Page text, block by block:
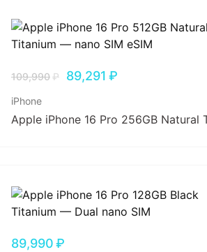
109,990₽ 89,291 ₽
iPhone
Apple iPhone 16 Pro 256GB Natural
89,990₽